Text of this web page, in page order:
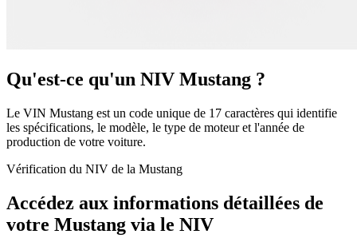
Qu'est-ce qu'un NIV Mustang ?
Le VIN Mustang est un code unique de 17 caractères qui identifie
les spécifications, le modèle, le type de moteur et l'année de
production de votre voiture.
Vérification du NIV de la Mustang
Accédez aux informations détaillées de
votre Mustang via le NIV